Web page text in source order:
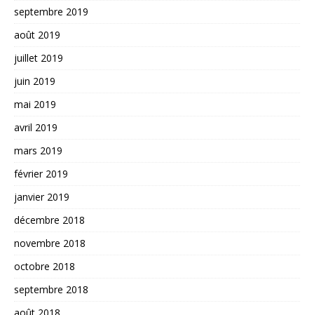
septembre 2019
août 2019
juillet 2019
juin 2019
mai 2019
avril 2019
mars 2019
février 2019
janvier 2019
décembre 2018
novembre 2018
octobre 2018
septembre 2018